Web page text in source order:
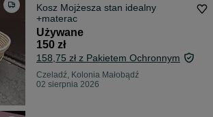
Kosz Mojżesza stan idealny
+materac
Używane
150 zł
158,75 zł z Pakietem Ochronnym
Czeladź, Kolonia Małobądź
02 sierpnia 2026